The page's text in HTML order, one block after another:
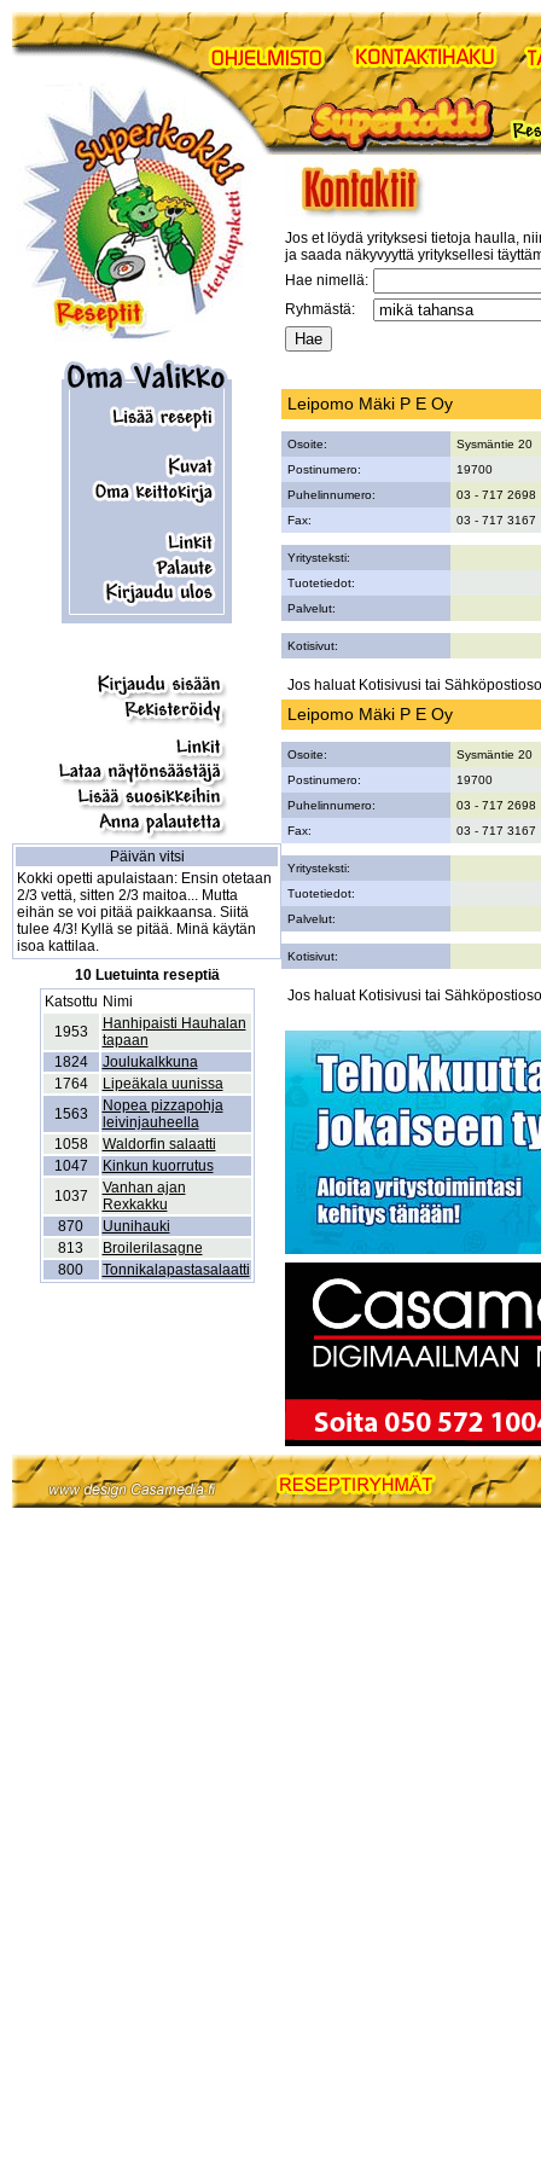
Päivän vitsi
Kokki opetti apulaistaan: Ensin otetaan
2/3 vettä, sitten 2/3 maitoa... Mutta
eihän se voi pitää paikkaansa. Siitä
tulee 4/3! Kyllä se pitää. Minä käytän
isoa kattilaa.
10 Luetuinta reseptiä
Katsottu Nimi
1953
Hanhipaisti Hauhalan
tapaan
1824
Joulukalkkuna
1764
Lipeäkala uunissa
1563
Nopea pizzapohja
leivinjauheella
1058
Waldorfin salaatti
1047
Kinkun kuorrutus
1037
Vanhan ajan
Rexkakku
870
Uunihauki
813
Broilerilasagne
800
Tonnikalapastasalaatti
Jos et löydä yrityksesi tietoja haulla,
ja saada näkyvyyttä yrityksellesi
Hae nimellä:
Ryhmästä:
Leipomo Mäki P E Oy
Osoite:
Sysmäntie 20
Postinumero:
19700
Puhelinnumero:
03 - 717 2698
Fax:
03 - 717 3167
Yritysteksti:
Tuotetiedot:
Palvelut:
Kotisivut:
Jos haluat Kotisivusi tai
Leipomo Mäki P E Oy
Osoite:
Sysmäntie 20
Postinumero:
19700
Puhelinnumero:
03 - 717 2698
Fax:
03 - 717 3167
Yritysteksti:
Tuotetiedot:
Palvelut:
Kotisivut:
Jos haluat Kotisivusi tai